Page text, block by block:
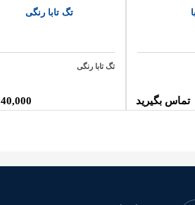
تماس بگیرید
تگ تابا رنگی
تگ تابا رنگی
40,000